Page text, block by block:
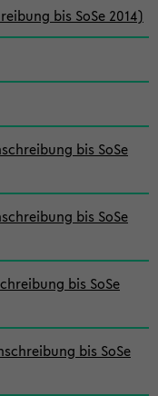
bis SoSe 2014)
bis SoSe
bis SoSe
bis SoSe
bis SoSe